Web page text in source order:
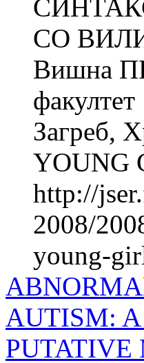
СО
Вишна
Загреб,
YOUNG
http://
2008/
young-
AUTISM: A
PUTATIVE